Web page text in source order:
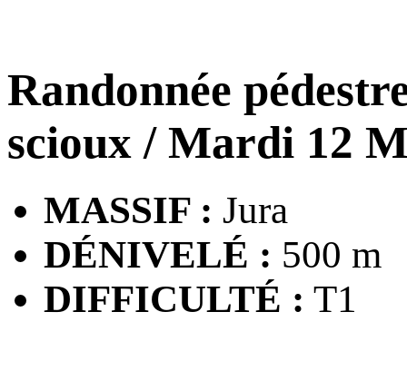
Randonnée
scioux / Mardi 12
MASSIF : Jura
DÉNIVELÉ : 500 m
DIFFICULTÉ : T1